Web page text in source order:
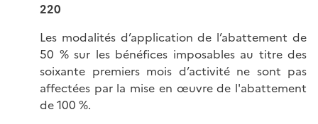
220
Les modalités d’application de l’abattement de
50 % sur les bénéfices imposables au titre des
soixante premiers mois d’activité ne sont pas
affectées par la mise en œuvre de l'abattement
de 100 %.